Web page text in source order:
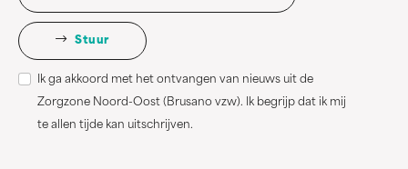
Stuur
Ik ga akkoord met het ontvangen van nieuws uit de
Zorgzone Noord-Oost (Brusano vzw). Ik begrijp dat ik mij
te allen tijde kan uitschrijven.